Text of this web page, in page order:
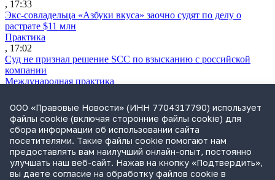
, 17:33
Экс-совладельца «Азбуки вкуса» заочно судят по делу о
растрате $11 млн
Практика
, 17:02
Суд не признал решение SCC по взысканию с российской
компании
Международная практика
Дроны могут начать применять для фиксации нарушений
ПДД
Практика
, 15:41
Бывшего сенатора Сабадаша приговорили к 12 годам по делу
о хищении
Практика
ООО «Правовые Новости» (ИНН 7704317790) использует
файлы cookie (включая сторонние файлы cookie) для
сбора информации об использовании сайта
посетителями. Такие файлы cookie помогают нам
предоставлять вам наилучший онлайн-опыт, постоянно
улучшать наш веб-сайт. Нажав на кнопку «Подтвердить»,
вы даете согласие на обработку файлов cookie в